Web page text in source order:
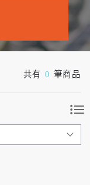
共有 0 筆商品